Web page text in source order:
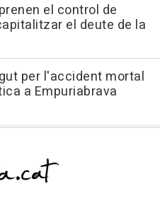
el control de
el deute de la
per l'accident mortal
a Empuriabrava